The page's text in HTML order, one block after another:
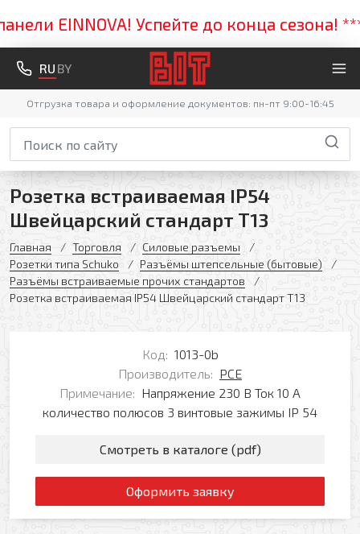
EINNOVA! Успейте до конца сезона!
RU BY
Отгрузка товара и оформление документов: пн-пт 9:00-16:45
Розетка встраиваемая IP54
Швейцарский стандарт Т13
Главная Торговля
Силовые разъемы
Розетки типа Sсhuko
Разъёмы штепсельные (бытовые)
Разъёмы встраиваемые прочих стандартов
Розетка встраиваемая IP54 Швейцарский стандарт Т13
Код: 1013-0b
Производитель: PCE
Примечание: Напряжение 230 В Ток 10 А
количество полюсов 3 винтовые зажимы IP 54
Смотреть в каталоге (pdf)
Оформить заявку